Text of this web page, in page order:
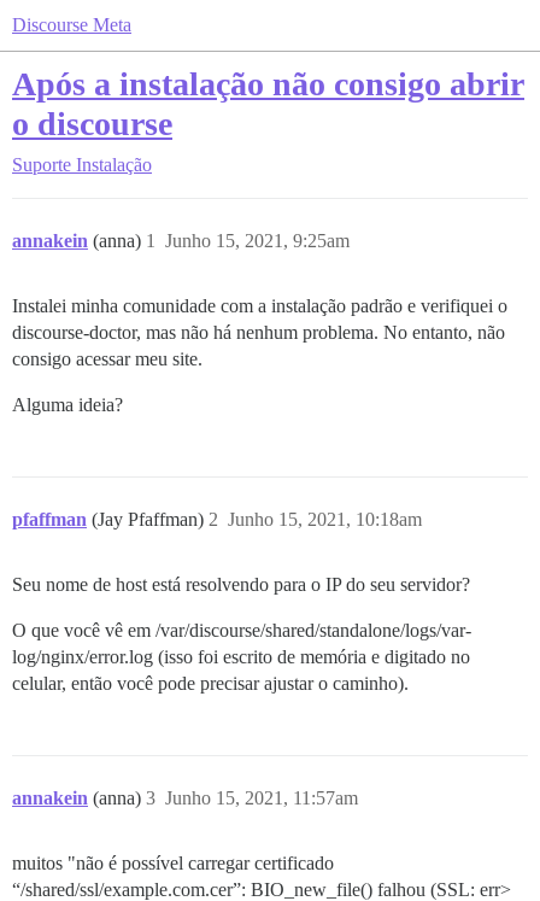
Discourse Meta
Após a instalação não consigo abrir
o discourse
Suporte Instalação
annakein (anna) Junho 15, 2021, 9:25am
1
Instalei minha comunidade com a instalação padrão e verifiquei o
discourse-doctor, mas não há nenhum problema. No entanto, não
consigo acessar meu site.
Alguma ideia?
pfaffman (Jay Pfaffman) Junho 15, 2021, 10:18am
2
Seu nome de host está resolvendo para o IP do seu servidor?
O que você vê em /var/discourse/shared/standalone/logs/var-
log/nginx/error.log (isso foi escrito de memória e digitado no
celular, então você pode precisar ajustar o caminho).
annakein (anna) Junho 15, 2021, 11:57am
3
muitos "não é possível carregar certificado
“/shared/ssl/example.com.cer”: BIO_new_file() falhou (SSL: err>